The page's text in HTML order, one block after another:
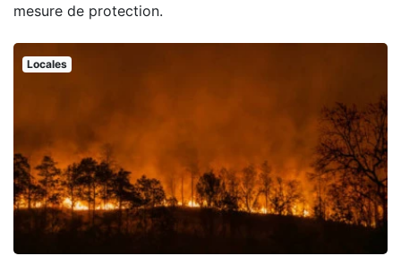
mesure de protection.
Locales